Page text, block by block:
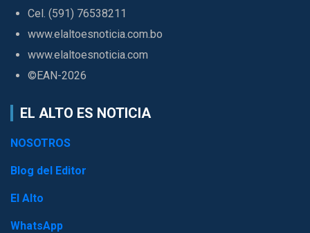
Cel. (591) 76538211
www.elaltoesnoticia.com.bo
www.elaltoesnoticia.com
©EAN-2026
EL ALTO ES NOTICIA
NOSOTROS
Blog del Editor
El Alto
WhatsApp